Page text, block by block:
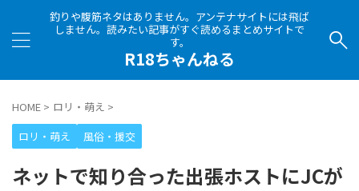
釣りや腹筋ネタはありません。アンテナサイトには飛ば
しません。読みたい記事がすぐ読めるまとめサイトで
す。
R18ちゃんねる
HOME > ロリ・萌え >
ロリ・萌え
風俗・援交
ネットで知り合った出張ホストにJCが